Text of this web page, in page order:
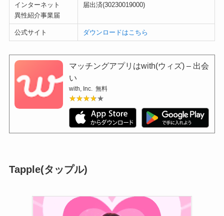
インターネット
異性紹介事業届
届出済(30230019000)
公式サイト ダウンロードはこちら
マッチングアプリはwith(ウィズ) – 出会
い
with, Inc. 無料
★★★★★
★★★★★
Tapple(タップル)